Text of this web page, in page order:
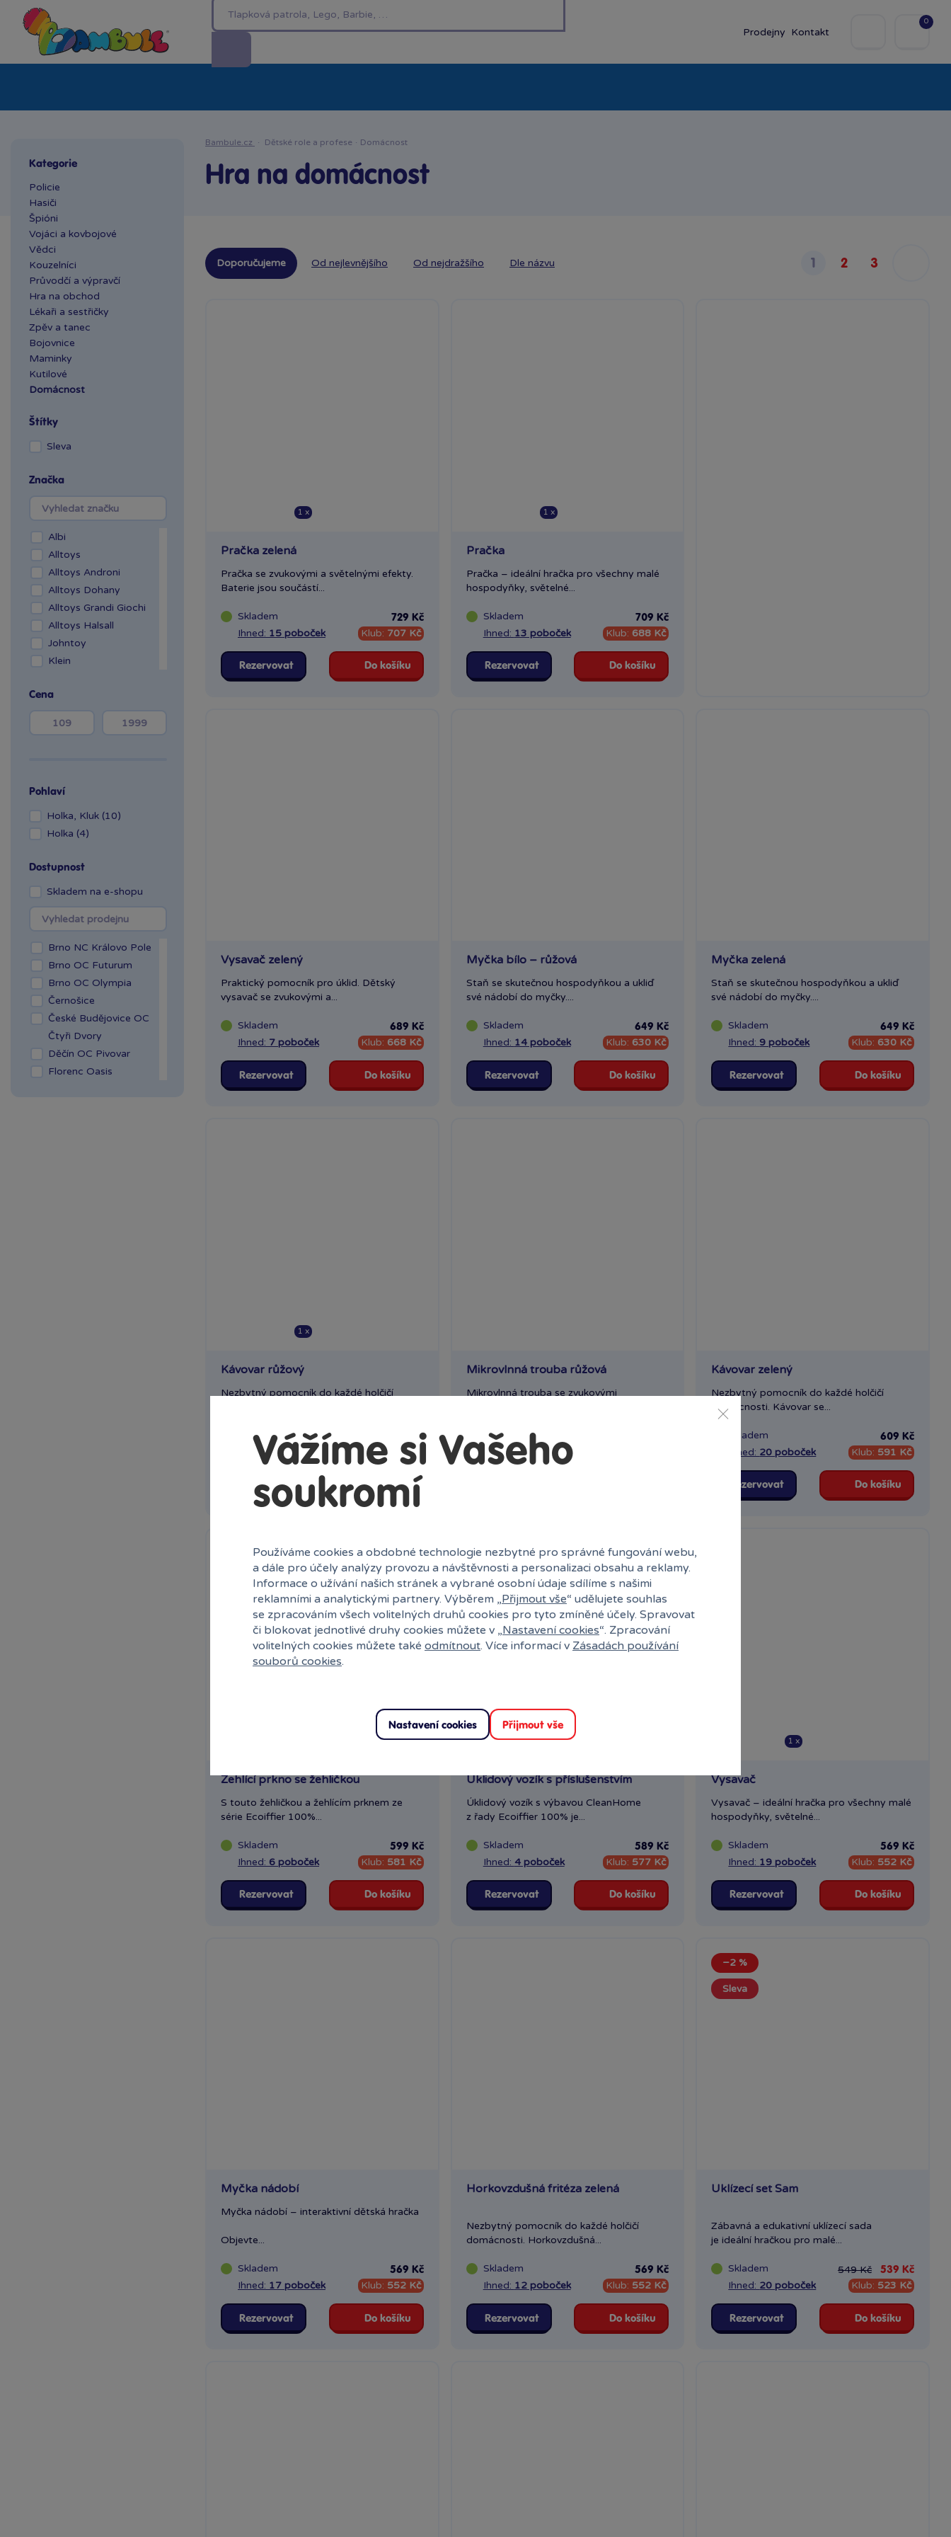
Prodejny Kontakt
0
Kategorie
Policie
Hasiči
Špióni
Vojáci a kovbojové
Vědci
Kouzelníci
Průvodčí a výpravčí
Hra na obchod
Lékaři a sestřičky
Zpěv a tanec
Bojovnice
Maminky
Kutilové
Domácnost
Štítky
Sleva
Značka
Albi
Alltoys
Alltoys Androni
Alltoys Dohany
Alltoys Grandi Giochi
Alltoys Halsall
Johntoy
Klein
Smoby
Sparkys
Teddies
Cena
Pohlaví
Holka, Kluk (10)
Holka (4)
Dostupnost
Skladem na e-shopu
Brno NC Královo Pole
Brno OC Futurum
Brno OC Olympia
Černošice
České Budějovice OC
Čtyři Dvory
Děčín OC Pivovar
Florenc Oasis
Bambule.cz · Dětské role a profese · Domácnost
Hra na domácnost
Doporučujeme Od nejlevnějšího Od nejdražšího Dle názvu 1 2 3
1 x
Pračka zelená
Pračka se zvukovými a světelnými efekty.
Baterie jsou součástí...
Skladem
Ihned: 15 poboček
729 Kč
Klub: 707 Kč
Rezervovat Do košíku
1 x
Pračka
Pračka – ideální hračka pro všechny malé
hospodyňky, světelné...
Skladem
Ihned: 13 poboček
709 Kč
Klub: 688 Kč
Rezervovat Do košíku
Vysavač zelený
Praktický pomocník pro úklid. Dětský
vysavač se zvukovými a...
Skladem
Ihned: 7 poboček
689 Kč
Klub: 668 Kč
Rezervovat Do košíku
Myčka bílo – růžová
Staň se skutečnou hospodyňkou a ukliď
své nádobí do myčky....
Skladem
Ihned: 14 poboček
649 Kč
Klub: 630 Kč
Rezervovat Do košíku
Myčka zelená
Staň se skutečnou hospodyňkou a ukliď
své nádobí do myčky....
Skladem
Ihned: 9 poboček
649 Kč
Klub: 630 Kč
Rezervovat Do košíku
1 x
Kávovar růžový
Nezbytný pomocník do každé holčičí
Skladem
Ihned: 18 poboček
649 Kč
Klub:630 Kč
Rezervovat Do košíku
Mikrovlnná trouba růžová
Mikrovlnná trouba se zvukovými
Skladem
Ihned:20 poboček
Kávovar zelený
Nezbytný pomocník do každé holčičí
domácnosti. Kávovar se...
Skladem
Ihned: 20 poboček
609 Kč
Klub: 591 Kč
Rezervovat Do košíku
Žehlící prkno se žehličkou
S touto žehličkou a žehlícím prknem ze
série Ecoiffier 100%...
Skladem
Ihned: 6 poboček
599 Kč
Klub: 581 Kč
Rezervovat Do košíku
Úklidový vozík s příslušenstvím
Úklidový vozík s výbavou CleanHome
z řady Ecoiffier 100% je...
Skladem
Ihned: 4 poboček
589 Kč
Klub: 577 Kč
Rezervovat Do košíku
1 x
Vysavač
Vysavač – ideální hračka pro všechny malé
hospodyňky, světelné...
Skladem
Ihned: 19 poboček
569 Kč
Klub: 552 Kč
Rezervovat Do košíku
Myčka nádobí
Myčka nádobí – interaktivní dětská hračka
Objevte...
Skladem
Ihned: 17 poboček
569 Kč
Klub: 552 Kč
Rezervovat Do košíku
Horkovzdušná fritéza zelená
Nezbytný pomocník do každé holčičí
domácnosti. Horkovzdušná...
Skladem
Ihned: 12 poboček
569 Kč
Klub: 552 Kč
Rezervovat Do košíku
−2 %
Sleva
Uklízecí set Sam
Zábavná a edukativní uklízecí sada
je ideální hračkou pro malé...
Skladem
Ihned: 20 poboček
549 Kč 539 Kč
Klub: 523 Kč
Rezervovat Do košíku
Vážíme si Vašeho
soukromí
Používáme cookies a obdobné technologie nezbytné pro správné fungování webu,
a dále pro účely analýzy provozu a návštěvnosti a personalizaci obsahu a reklamy.
Informace o užívání našich stránek a vybrané osobní údaje sdílíme s našimi
reklamními a analytickými partnery. Výběrem „Přijmout vše“ udělujete souhlas
se zpracováním všech volitelných druhů cookies pro tyto zmíněné účely. Spravovat
či blokovat jednotlivé druhy cookies můžete v „Nastavení cookies“. Zpracování
volitelných cookies můžete také odmítnout. Více informací v Zásadách používání
souborů cookies.
Nastavení cookies Přijmout vše